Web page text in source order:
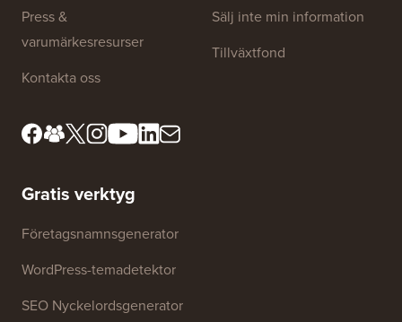
Press &
varumärkesresurser
Kontakta oss
Sälj inte min information
Tillväxtfond
Gratis verktyg
Företagsnamnsgenerator
WordPress-temadetektor
SEO Nyckelordsgenerator